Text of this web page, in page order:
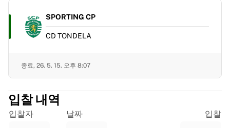
크리켓
잉글랜드 크리켓
크리켓 아일랜드
크리켓 전체 보기
아이스하키
올보르 파이리츠
트레 크로노르
SPORTING CP
CD TONDELA
종료, 26. 5. 15. 오후 8:07
입찰 내역
입찰자 날짜 입찰